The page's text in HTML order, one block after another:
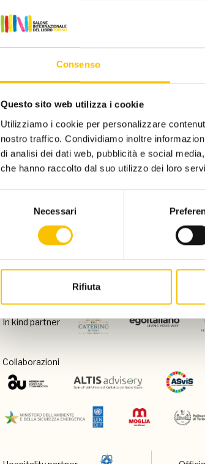
Consenso
Questo sito web utilizza i cookie
Utilizziamo i cookie per personalizzare
nostro traffico. Condividiamo inoltre
di analisi dei dati web, pubblicità e social
che hanno raccolto dal suo utilizzo dei loro
Necessari
Rifiuta
Partner
Con il contributo di
Special venue
In kind partner
Collaborazioni